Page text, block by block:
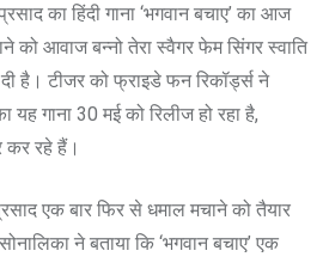
का हिंदी गाना ‘भगवान बचाए’ का आज
को आवाज बन्नो तेरा स्वैगर फेम सिंगर स्वाति
है। टीजर को फ्राइडे फन रिकॉर्ड्स ने
यह गाना 30 मई को रिलीज हो रहा है,
कर रहे हैं।
एक बार फिर से धमाल मचाने को तैयार
ने बताया कि ‘भगवान बचाए’ एक